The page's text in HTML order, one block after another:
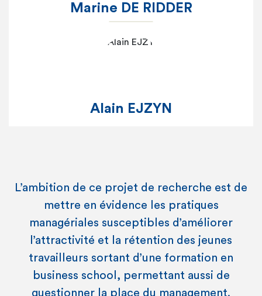
Marine DE RIDDER
Alain EJZYN
L’ambition de ce projet de recherche est de
mettre en évidence les pratiques
managériales susceptibles d’améliorer
l’attractivité et la rétention des jeunes
travailleurs sortant d’une formation en
business school, permettant aussi de
questionner la place du management.